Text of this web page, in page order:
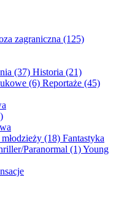
zagraniczna (125)
(37) Historia (21)
(6) Reportaże (45)
(18) Fantastyka
Paranormal (1)Young